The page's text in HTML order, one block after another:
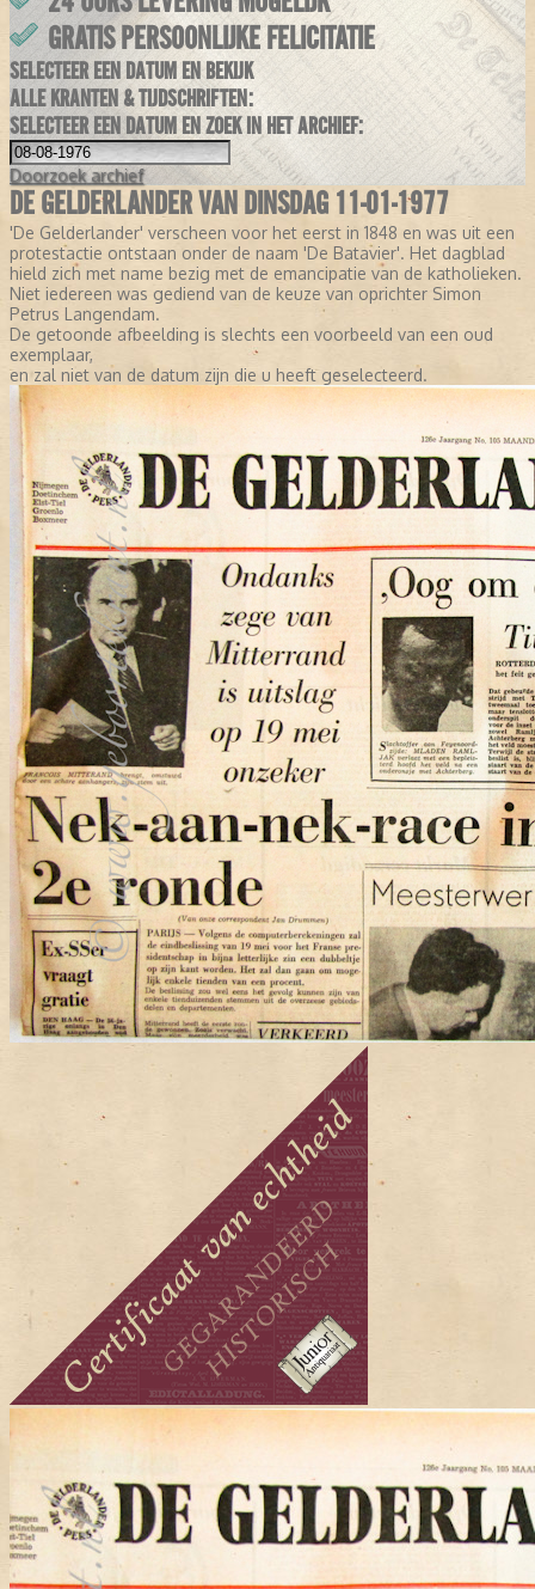
GRATIS PERSOONLIJKE FELICITATIE
SELECTEER EEN DATUM EN BEKIJK
ALLE KRANTEN & TIJDSCHRIFTEN:
SELECTEER EEN DATUM EN ZOEK IN HET ARCHIEF:
Doorzoek archief
DE GELDERLANDER VAN DINSDAG 11-01-1977
'De Gelderlander' verscheen voor het eerst in 1848 en was uit een
protestactie ontstaan onder de naam 'De Batavier'. Het dagblad
hield zich met name bezig met de emancipatie van de katholieken.
Niet iedereen was gediend van de keuze van oprichter Simon
Petrus Langendam.
De getoonde afbeelding is slechts een voorbeeld van een oud
exemplaar,
en zal niet van de datum zijn die u heeft geselecteerd.